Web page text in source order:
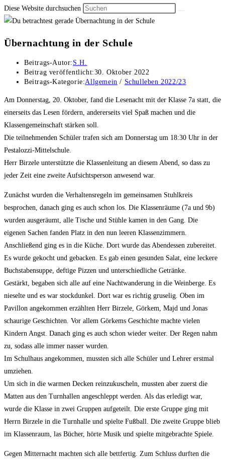
Diese Website durchsuchen
Übernachtung in der Schule
Beitrags-Autor: S.H.
Beitrag veröffentlicht:30. Oktober 2022
Beitrags-Kategorie:Allgemein / Schulleben 2022/23
Am Donnerstag, 20. Oktober, fand die Lesenacht mit der Klasse 7a statt, die
einerseits das Lesen fördern, andererseits viel Spaß machen und die
Klassengemeinschaft stärken soll.
Die teilnehmenden Schüler trafen sich am Donnerstag um 18:30 Uhr in der
Pestalozzi-Mittelschule.
Herr Birzele unterstützte die Klassenleitung an diesem Abend, so dass zu
jeder Zeit eine zweite Aufsichtsperson anwesend war.
Zunächst wurden die Verhaltensregeln im gemeinsamen Stuhlkreis
besprochen, danach ging es auch schon los. Die Klassenräume (7a und 9b)
wurden ausgeräumt, alle Tische und Stühle kamen in den Gang. Die
eigenen Sachen fanden Platz in den nun leeren Klassenzimmern.
Anschließend ging es in die Küche. Dort wurde das Abendessen zubereitet.
Es wurde gekocht und gebacken. Es gab einen gesunden Salat, eine leckere
Buchstabensuppe, deftige Pizzen und unterschiedliche Getränke.
Gestärkt, begaben sich alle auf eine Nachtwanderung in die Weinberge. Es
nieselte und es war stockdunkel. Dort war es richtig gruselig. Oben im
Pavillon angekommen erzählten Herr Birzele, Görkem, Majd und Jonas
schaurige Geschichten. Vor allem Görkems Geschichte machte vielen
Kindern Angst. Danach ging es auch schon wieder weiter. Der Regen nahm
zu, sodass alle immer nasser wurden.
Im Schulhaus angekommen, mussten sich alle Schüler und Lehrer erstmal
umziehen.
Um sich in die warmen Decken reinzukuscheln, mussten aber zuerst die
Matten aus den Turnhallen angeschleppt werden. Als das erledigt war,
wurde die Klasse in zwei Gruppen aufgeteilt. Die erste Gruppe ging mit
Herrn Birzele in die Turnhalle und spielte Fußball. Die zweite Gruppe blieb
im Klassenraum, las Bücher, hörte Musik und spielte mitgebrachte Spiele.
Gegen Mitternacht machten sich alle bettfertig. Zum Schluss durften die